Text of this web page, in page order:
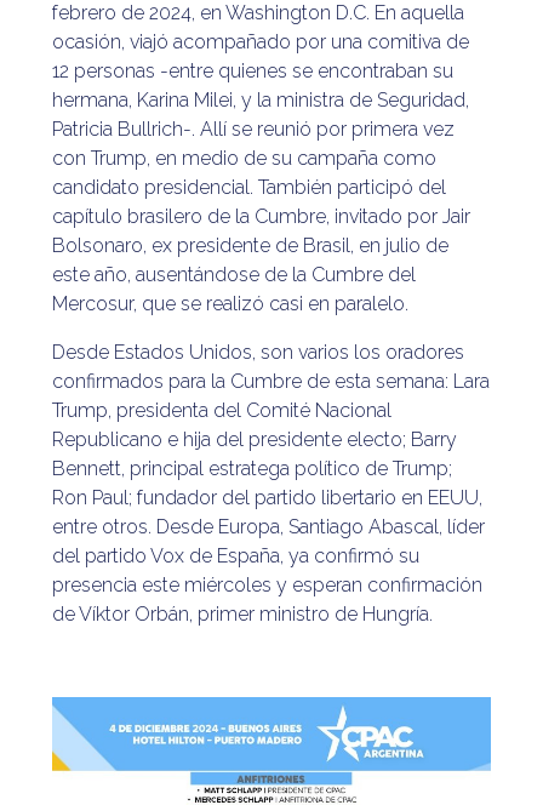
febrero de 2024, en Washington D.C. En aquella
ocasión, viajó acompañado por una comitiva de
12 personas -entre quienes se encontraban su
hermana, Karina Milei, y la ministra de Seguridad,
Patricia Bullrich-. Allí se reunió por primera vez
con Trump, en medio de su campaña como
candidato presidencial. También participó del
capítulo brasilero de la Cumbre, invitado por Jair
Bolsonaro, ex presidente de Brasil, en julio de
este año, ausentándose de la Cumbre del
Mercosur, que se realizó casi en paralelo.
Desde Estados Unidos, son varios los oradores
confirmados para la Cumbre de esta semana: Lara
Trump, presidenta del Comité Nacional
Republicano e hija del presidente electo; Barry
Bennett, principal estratega político de Trump;
Ron Paul; fundador del partido libertario en EEUU,
entre otros. Desde Europa, Santiago Abascal, líder
del partido Vox de España, ya confirmó su
presencia este miércoles y esperan confirmación
de Víktor Orbán, primer ministro de Hungría.